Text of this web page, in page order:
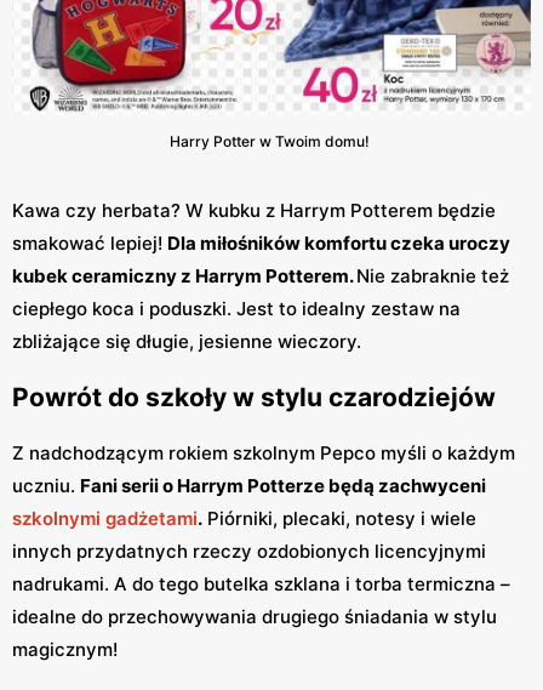
Harry Potter w Twoim domu!
Kawa czy herbata? W kubku z Harrym Potterem będzie
smakować lepiej! Dla miłośników komfortu czeka uroczy
kubek ceramiczny z Harrym Potterem.Nie zabraknie też
ciepłego koca i poduszki. Jest to idealny zestaw na
zbliżające się długie, jesienne wieczory.
Powrót do szkoły w stylu czarodziejów
Z nadchodzącym rokiem szkolnym Pepco myśli o każdym
uczniu. Fani serii o Harrym Potterze będą zachwyceni
szkolnymi gadżetami. Piórniki, plecaki, notesy i wiele
innych przydatnych rzeczy ozdobionych licencyjnymi
nadrukami. A do tego butelka szklana i torba termiczna –
idealne do przechowywania drugiego śniadania w stylu
magicznym!